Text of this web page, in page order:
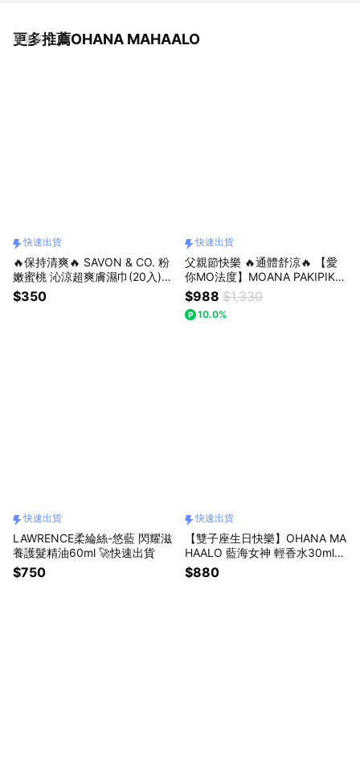
更多推薦OHANA MAHAALO
看更多
快速出貨
🔥保持清爽🔥 SAVON & CO. 粉
嫩蜜桃 沁涼超爽膚濕巾(20入)🚀
快速出貨
$350
快速出貨
父親節快樂 🔥通體舒涼🔥 【愛
你MO法度】MOANA PAKIPIKA
輕香水28ml+SAVON & CO.通體
舒涼身體噴霧50ml+粉紅禮物盒
(小)
$988 $1,330
10.0%
快速出貨
LAWRENCE柔綸絲-悠藍 閃耀滋
養護髮精油60ml 🚀快速出貨
$750
快速出貨
【雙子座生日快樂】OHANA MA
HAALO 藍海女神 輕香水30ml-
$880